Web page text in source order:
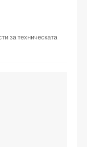
за техническата